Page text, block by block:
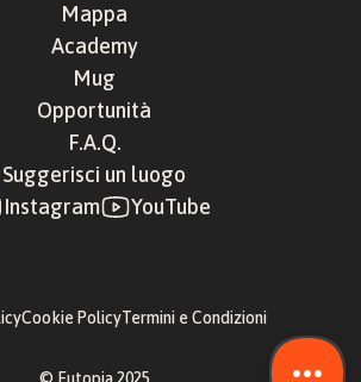
Mappa
Academy
Mug
Opportunità
F.A.Q.
Suggerisci un luogo
Instagram
YouTube
Cookie PolicyTermini e Condizioni